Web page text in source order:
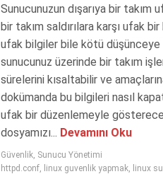
Sunucunuzun dışarıya bir takım
bir takım saldırılara karşı ufak bir
ufak bilgiler bile kötü düşünceye
sunucunuz üzerinde bir takım
sürelerini kısaltabilir ve
dokümanda bu bilgileri nasıl
ufak bir düzenlemeyle
dosyamızı... Devamını Oku
Güvenlik, Sunucu Yönetimi
httpd.conf, linux guvenlik yapmak, linux